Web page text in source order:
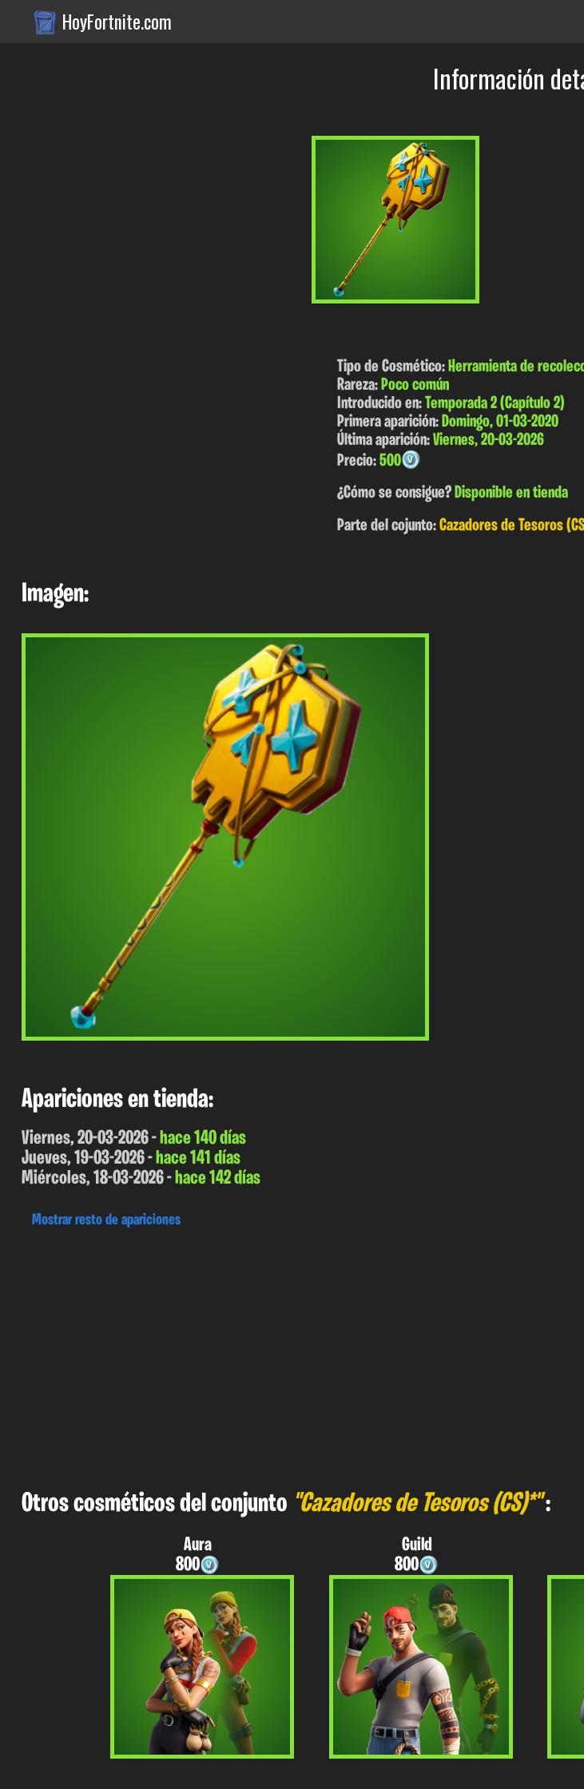
HoyFortnite.com
Información
Tipo de Cosmético:Herramienta de
Rareza: Poco común
Introducido en:Temporada 2 (Capítulo 2)
Primera aparición: Domingo, 01-03-2020
Última aparición:Viernes, 20-03-2026
Precio:500
¿Cómo se consigue?Disponible en tienda
Parte del cojunto:Cazadores de Tesoros
Imagen:
Apariciones en tienda:
Viernes, 20-03-2026 -hace 140 días
Jueves, 19-03-2026 -hace 141 días
Miércoles, 18-03-2026 -hace 142 días
Mostrar resto de apariciones
Otros cosméticos del conjunto "Cazadores de Tesoros (CS)*":
Aura
800
Guild
800